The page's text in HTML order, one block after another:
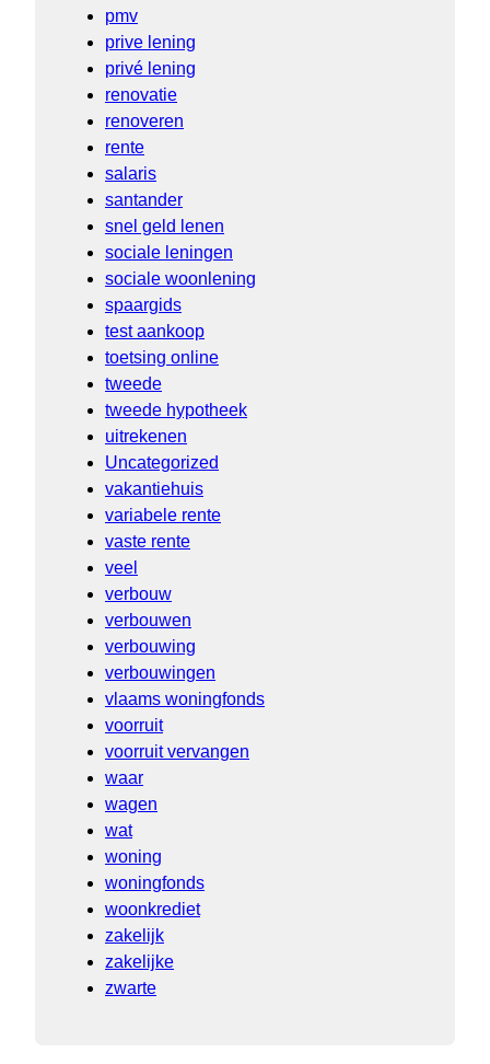
pmv
prive lening
privé lening
renovatie
renoveren
rente
salaris
santander
snel geld lenen
sociale leningen
sociale woonlening
spaargids
test aankoop
toetsing online
tweede
tweede hypotheek
uitrekenen
Uncategorized
vakantiehuis
variabele rente
vaste rente
veel
verbouw
verbouwen
verbouwing
verbouwingen
vlaams woningfonds
voorruit
voorruit vervangen
waar
wagen
wat
woning
woningfonds
woonkrediet
zakelijk
zakelijke
zwarte